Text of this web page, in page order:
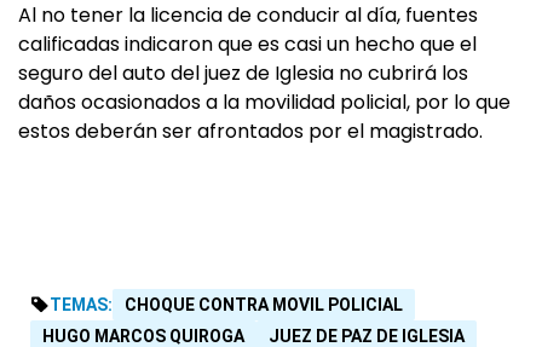
Al no tener la licencia de conducir al día, fuentes
calificadas indicaron que es casi un hecho que el
seguro del auto del juez de Iglesia no cubrirá los
daños ocasionados a la movilidad policial, por lo que
estos deberán ser afrontados por el magistrado.
TEMAS:
CHOQUE CONTRA MOVIL POLICIAL
HUGO MARCOS QUIROGA
JUEZ DE PAZ DE IGLESIA